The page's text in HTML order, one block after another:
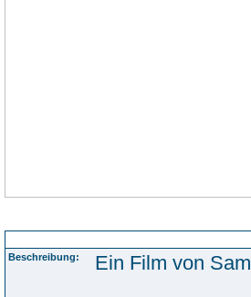
Beschreibung:
Ein Film von